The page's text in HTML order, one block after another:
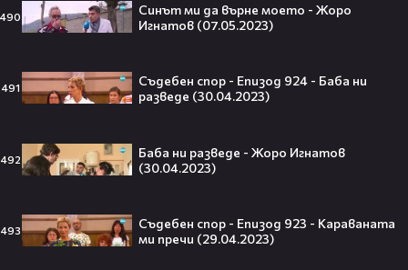
490
Синът ми да върне моето - Жоро
Игнатов (07.05.2023)
491
Съдебен спор - Епизод 924 - Баба ни
разведе (30.04.2023)
492
Баба ни разведе - Жоро Игнатов
(30.04.2023)
493
Съдебен спор - Епизод 923 - Караваната
ми пречи (29.04.2023)
„Ще се омъжиш ли за мен?“: Фен
предложи брак на Зендая, а тя
Кралят на YouTube – младоженец:
MrBeast се ожени!💍🥰